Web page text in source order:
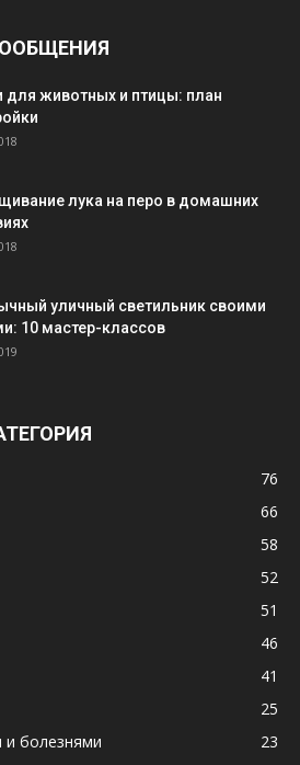
для животных и птицы: план
лука на перо в домашних
уличный светильник своими
10 мастер-классов
76
66
58
52
51
46
41
25
и болезнями
23